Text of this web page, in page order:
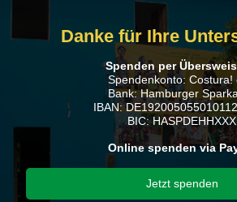
Danke für Ihre
Spenden per
Spendenkonto: Costura!
Bank: Hamburger
IBAN:
BIC: HASPDEHHXXX
Online spenden via
Jetzt spenden